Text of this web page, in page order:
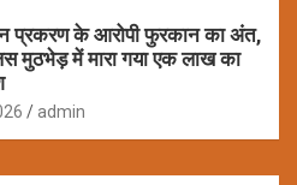
प्रकरण के आरोपी फुरकान का अंत,
मुठभेड़ में मारा गया एक लाख का
admin